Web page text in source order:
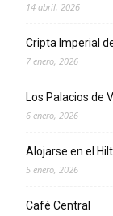
14 abril, 2026
Cripta Imperial
7 enero, 2026
Los Palacios de
6 enero, 2026
Alojarse en el
5 enero, 2026
Café Central